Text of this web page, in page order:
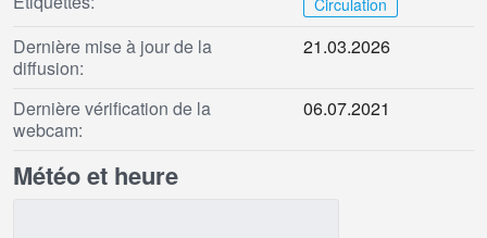
Circulation
Dernière mise à jour de la
diffusion:
21.03.2026
Dernière vérification de la
webcam:
06.07.2021
Météo et heure